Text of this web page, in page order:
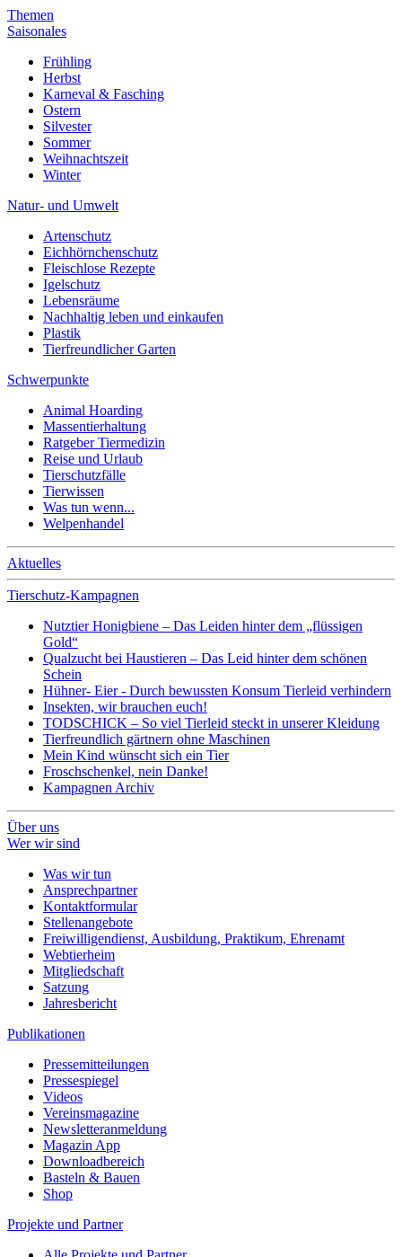
Themen
Saisonales
Frühling
Herbst
Karneval & Fasching
Ostern
Silvester
Sommer
Weihnachtszeit
Winter
Natur- und Umwelt
Artenschutz
Eichhörnchenschutz
Fleischlose Rezepte
Igelschutz
Lebensräume
Nachhaltig leben und einkaufen
Plastik
Tierfreundlicher Garten
Schwerpunkte
Animal Hoarding
Massentierhaltung
Ratgeber Tiermedizin
Reise und Urlaub
Tierschutzfälle
Tierwissen
Was tun wenn...
Welpenhandel
Aktuelles
Tierschutz-Kampagnen
Nutztier Honigbiene – Das Leiden hinter dem „flüssigen
Gold“
Qualzucht bei Haustieren – Das Leid hinter dem schönen
Schein
Hühner- Eier - Durch bewussten Konsum Tierleid verhindern
Insekten, wir brauchen euch!
TODSCHICK – So viel Tierleid steckt in unserer Kleidung
Tierfreundlich gärtnern ohne Maschinen
Mein Kind wünscht sich ein Tier
Froschschenkel, nein Danke!
Kampagnen Archiv
Über uns
Wer wir sind
Was wir tun
Ansprechpartner
Kontaktformular
Stellenangebote
Freiwilligendienst, Ausbildung, Praktikum, Ehrenamt
Webtierheim
Mitgliedschaft
Satzung
Jahresbericht
Publikationen
Pressemitteilungen
Pressespiegel
Videos
Vereinsmagazine
Newsletteranmeldung
Magazin App
Downloadbereich
Basteln & Bauen
Shop
Projekte und Partner